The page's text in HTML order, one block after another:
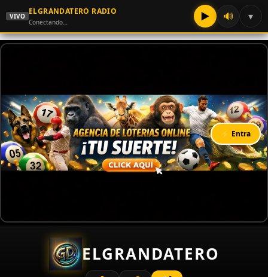
VIVO
ELGRANDATERO RADIO
Conectando… ▶ 🔊 ▾
⚡ Entra
ELGRANDATERO